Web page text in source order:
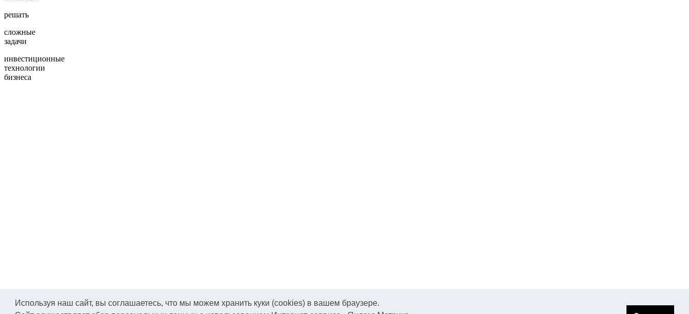
Используя наш сайт, вы соглашаетесь, что мы можем хранить куки (cookies) в вашем браузере.
решать
сложные
задачи
инвестиционные
технологии
бизнеса